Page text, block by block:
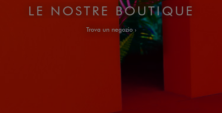
LE NOSTRE BOUTIQUE
Trova un negozio